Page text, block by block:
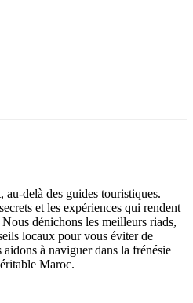
delà des guides touristiques.
et les expériences qui rendent
dénichons les meilleurs riads,
locaux pour vous éviter de
à naviguer dans la frénésie
Maroc.